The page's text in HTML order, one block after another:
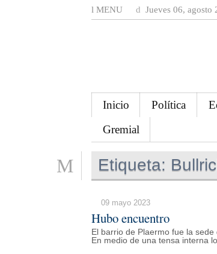
MENU Jueves 06, agosto
Inicio Política
Gremial
Etiqueta:
09 mayo 2023
Hubo encuentro
El barrio de Plaermo fue la
En medio de una tensa interna